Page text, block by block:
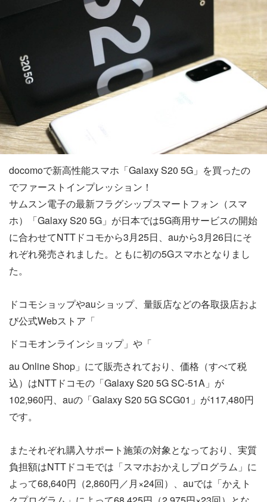
docomoで新高性能スマホ「Galaxy S20 5G」を買ったの
でファーストインプレッション！
サムスン電子の最新フラグシップスマートフォン（スマ
ホ）「Galaxy S20 5G」が日本では5G商用サービスの開始
に合わせてNTTドコモから3月25日、auから3月26日にそ
れぞれ発売されました。ともに初の5Gスマホとなりまし
た。
ドコモショップやauショップ、量販店などの各取扱店およ
び公式Webストア「
ドコモオンラインショップ」や「
au Online Shop」にて販売されており、価格（すべて税
込）はNTTドコモの「Galaxy S20 5G SC-51A」が
102,960円、auの「Galaxy S20 5G SCG01」が117,480円
です。
またそれぞれ購入サポート施策の対象となっており、実質
負担額はNTTドコモでは「スマホおかえしプログラム」に
よって68,640円（2,860円／月×24回）、auでは「かえト